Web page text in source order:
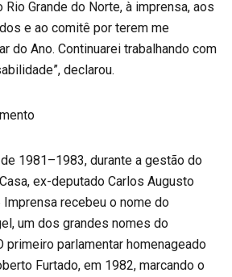
Grande do Norte, à imprensa, aos
e ao comitê por terem me
do Ano. Continuarei trabalhando com
declarou.
1981–1983, durante a gestão do
ex-deputado Carlos Augusto
Imprensa recebeu o nome do
um dos grandes nomes do
primeiro parlamentar homenageado
Furtado, em 1982, marcando o